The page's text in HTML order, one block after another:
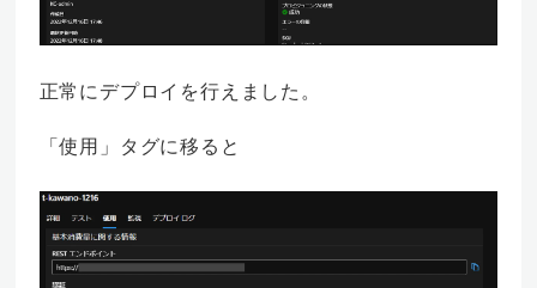
正常にデプロイを行えました。
「使用」タグに移ると